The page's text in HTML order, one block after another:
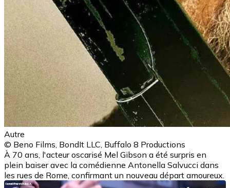
Autre
© Beno Films, BondIt LLC, Buffalo 8 Productions
À 70 ans, l'acteur oscarisé Mel Gibson a été surpris en
plein baiser avec la comédienne Antonella Salvucci dans
les rues de Rome, confirmant un nouveau départ amoureux.